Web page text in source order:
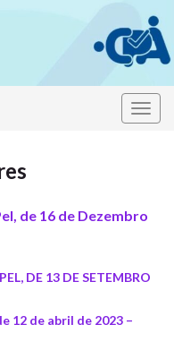
de 16 de Dezembro
DE 13 DE SETEMBRO
12 de abril de 2023 –